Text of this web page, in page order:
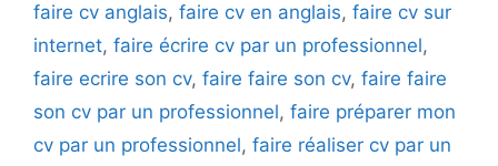
faire cv anglais, faire cv en anglais, faire cv sur
internet, faire écrire cv par un professionnel,
faire ecrire son cv, faire faire son cv, faire faire
son cv par un professionnel, faire préparer mon
cv par un professionnel, faire réaliser cv par un